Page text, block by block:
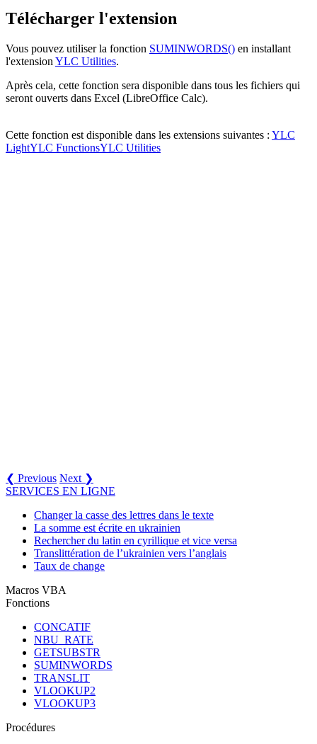
Télécharger l'extension
Vous pouvez utiliser la fonction SUMINWORDS() en installant
l'extension YLC Utilities.
Après cela, cette fonction sera disponible dans tous les fichiers qui
seront ouverts dans Excel (LibreOffice Calc).
Cette fonction est disponible dans les extensions suivantes : YLC
LightYLC FunctionsYLC Utilities
❮ Previous Next ❯
SERVICES EN LIGNE
Changer la casse des lettres dans le texte
La somme est écrite en ukrainien
Rechercher du latin en cyrillique et vice versa
Translittération de l’ukrainien vers l’anglais
Taux de change
Macros VBA
Fonctions
CONCATIF
NBU_RATE
GETSUBSTR
SUMINWORDS
TRANSLIT
VLOOKUP2
VLOOKUP3
Procédures